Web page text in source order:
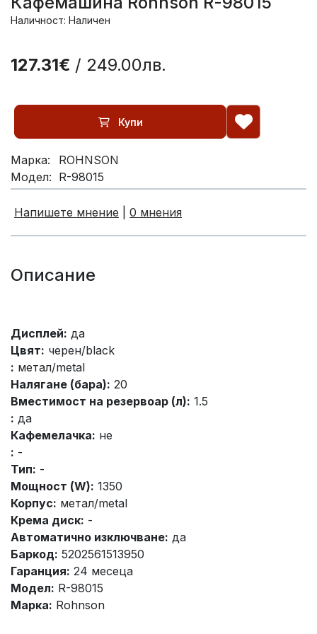
Наличност: Наличен
127.31€ / 249.00лв.
Купи
Марка:
ROHNSON
Модел: R-98015
Напишете мнение 0 мнения
Описание
Дисплей: да
Цвят: черен/black
: метал/metal
Налягане (бара): 20
Вместимост на резервоар (л): 1.5
: да
Кафемелачка: не
: -
Тип: -
Мощност (W): 1350
Корпус: метал/metal
Крема диск: -
Автоматично изключване: да
Баркод: 5202561513950
Гаранция: 24 месеца
Модел: R-98015
Марка: Rohnson